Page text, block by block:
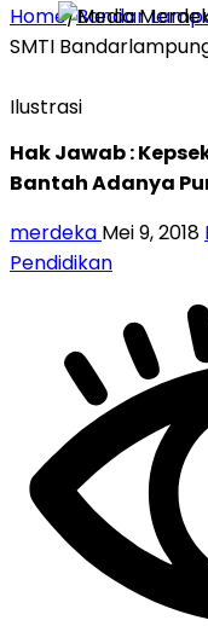
Desa
Home/Bandar
SMTI
Ilustrasi
Hak Jawab :
Bantah Adanya
merdeka Mei 9, 2018
Pendidikan